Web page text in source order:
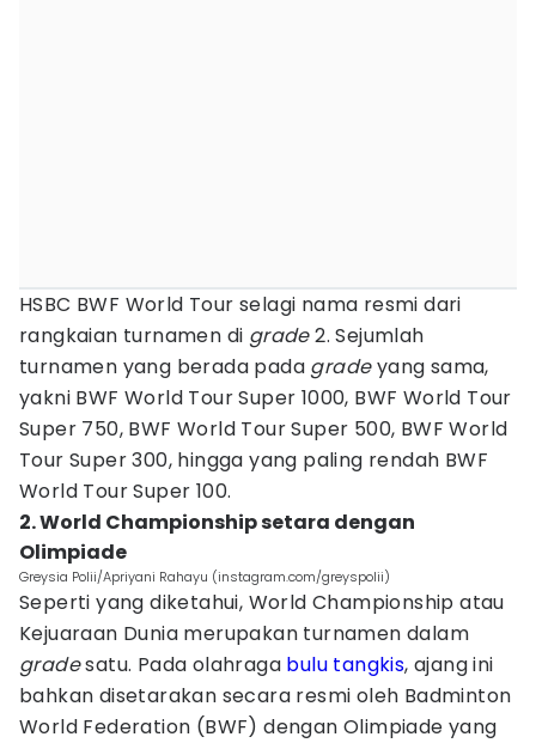
HSBC BWF World Tour selagi nama resmi dari
rangkaian turnamen di grade2. Sejumlah
turnamen yang berada pada gradeyang sama,
yakni BWF World Tour Super 1000, BWF World Tour
Super 750, BWF World Tour Super 500, BWF World
Tour Super 300, hingga yang paling rendah BWF
World Tour Super 100.
2. World Championship setara dengan
Olimpiade
Greysia Polii/Apriyani Rahayu (instagram.com/greyspolii)
Seperti yang diketahui, World Championship atau
Kejuaraan Dunia merupakan turnamen dalam
gradesatu. Pada olahraga bulu tangkis, ajang ini
bahkan disetarakan secara resmi oleh Badminton
World Federation (BWF) dengan Olimpiade yang